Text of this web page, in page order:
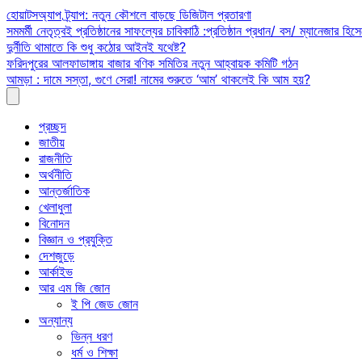
Skip
to
content
হোয়াটসঅ্যাপ ট্র্যাপ: নতুন কৌশলে বাড়ছে ডিজিটাল প্রতারণা
সমমর্মী নেতৃত্বই প্রতিষ্ঠানের সাফল্যের চাবিকাঠি :প্রতিষ্ঠান প্রধান/ বস/ ম্যানেজার
দুর্নীতি থামাতে কি শুধু কঠোর আইনই যথেষ্ট?
ফরিদপুরের আলফাডাঙ্গায় বাজার বণিক সমিতির নতুন আহ্বায়ক কমিটি গঠন
আমড়া : দামে সস্তা, গুণে সেরা! নামের শুরুতে ‘আম’ থাকলেই কি আম হয়?
প্রচ্ছদ
জাতীয়
রাজনীতি
অর্থনীতি
আন্তর্জাতিক
খেলাধুলা
বিনোদন
বিজ্ঞান ও প্রযুক্তি
দেশজুড়ে
আর্কাইভ
আর এম জি জোন
ই পি জেড জোন
অন্যান্য
ভিন্ন ধরণ
ধর্ম ও শিক্ষা